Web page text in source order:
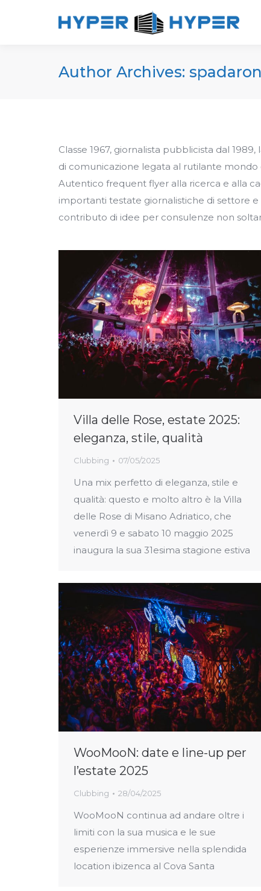
Author Archives:
Classe 1967, giornalista pubblicista dal
di comunicazione legata al rutilante
Autentico frequent flyer alla ricerca e alla
importanti testate giornalistiche di settore
contributo di idee per consulenze non
Villa delle Rose, estate 2025:
eleganza, stile, qualità
Clubbing 07/05/2025
Una mix perfetto di eleganza, stile e
qualità: questo e molto altro è la Villa
delle Rose di Misano Adriatico, che
venerdì 9 e sabato 10 maggio 2025
inaugura la sua 31esima stagione estiva
WooMooN: date e line-up per
l’estate 2025
Clubbing 28/04/2025
WooMooN continua ad andare oltre i
limiti con la sua musica e le sue
esperienze immersive nella splendida
location ibizenca al Cova Santa